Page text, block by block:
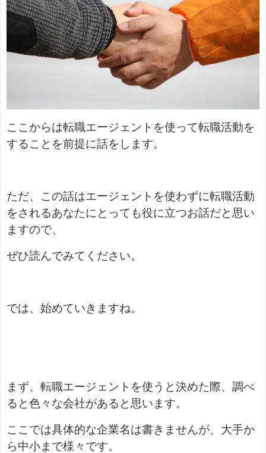
ここからは転職エージェントを使って転職活動を
することを前提に話をします。
ただ、この話はエージェントを使わずに転職活動
をされるあなたにとっても役に立つお話だと思い
ますので、
ぜひ読んでみてください。
では、始めていきますね。
まず、転職エージェントを使うと決めた際、調べ
ると色々な会社があると思います。
ここでは具体的な企業名は書きませんが、大手か
ら中小まで様々です。